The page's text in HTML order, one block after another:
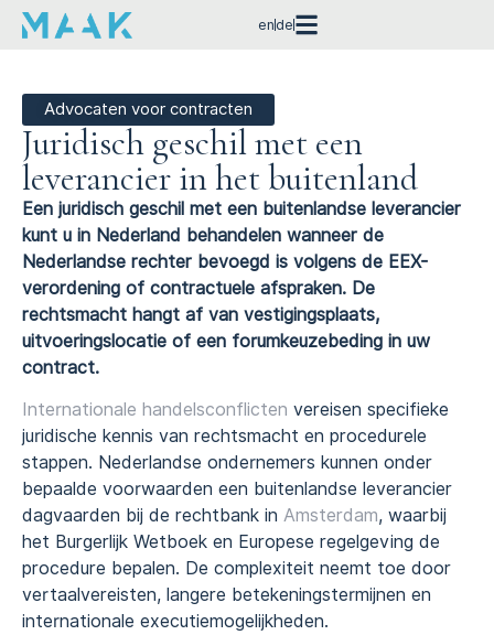
en de
Advocaten voor contracten
Juridisch geschil met een
leverancier in het buitenland
Een juridisch geschil met een buitenlandse leverancier
kunt u in Nederland behandelen wanneer de
Nederlandse rechter bevoegd is volgens de EEX-
verordening of contractuele afspraken. De
rechtsmacht hangt af van vestigingsplaats,
uitvoeringslocatie of een forumkeuzebeding in uw
contract.
Internationale handelsconflicten vereisen specifieke
juridische kennis van rechtsmacht en procedurele
stappen. Nederlandse ondernemers kunnen onder
bepaalde voorwaarden een buitenlandse leverancier
dagvaarden bij de rechtbank in Amsterdam, waarbij
het Burgerlijk Wetboek en Europese regelgeving de
procedure bepalen. De complexiteit neemt toe door
vertaalvereisten, langere betekeningstermijnen en
internationale executiemogelijkheden.